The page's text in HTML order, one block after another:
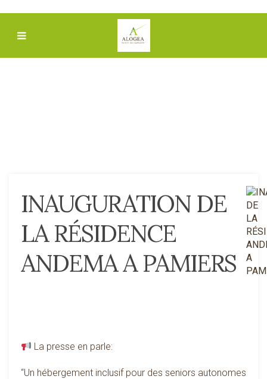
INAUGURATION DE
LA RÉSIDENCE
ANDEMA A PAMIERS
La presse en parle:
“Un hébergement inclusif pour des seniors autonomes